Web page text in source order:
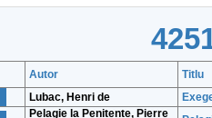
Autor Titlu
Lubac, Henri de
Pelagie la Penitente, Pierre